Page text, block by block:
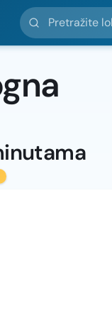
Pretražite lokacije